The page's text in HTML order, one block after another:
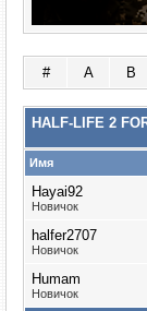
# A B
HALF-LIFE 2
Имя
Hayai92
Новичок
halfer2707
Новичок
Humam
Новичок